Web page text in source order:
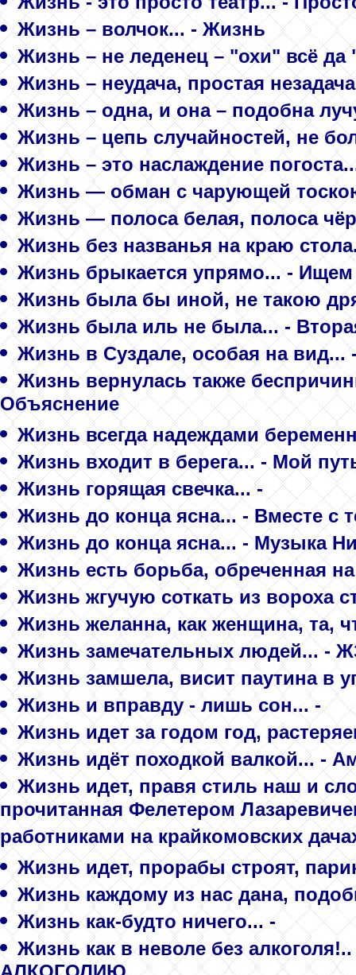
Жизнь – волчок... - Жизнь
Жизнь – не леденец – "охи" всё да
Жизнь – неудача, простая
Жизнь – одна, и она – подобна
Жизнь – цепь случайностей, не
Жизнь – это наслаждение
Жизнь — обман с чарующей
Жизнь — полоса белая, полоса
Жизнь без названья на краю
Жизнь брыкается упрямо... -
Жизнь была бы иной, не такою
Жизнь была иль не была... -
Жизнь в Суздале, особая на вид...
Жизнь вернулась также
Объяснение
Жизнь всегда надеждами
Жизнь входит в берега... - Мой
Жизнь горящая свечка... -
Жизнь до конца ясна... - Вместе с
Жизнь до конца ясна... - Музыка
Жизнь есть борьба, обреченная
Жизнь жгучую соткать из вороха
Жизнь желанна, как женщина, та,
Жизнь замечательных людей... -
Жизнь замшела, висит паутина в
Жизнь и вправду - лишь сон... -
Жизнь идет за годом год,
Жизнь идёт походкой валкой... -
Жизнь идет, правя стиль наш и
прочитанная Фелетером
работниками на крайкомовских
Жизнь идет, прорабы строят,
Жизнь каждому из нас дана,
Жизнь как-будто ничего... -
Жизнь как в неволе без